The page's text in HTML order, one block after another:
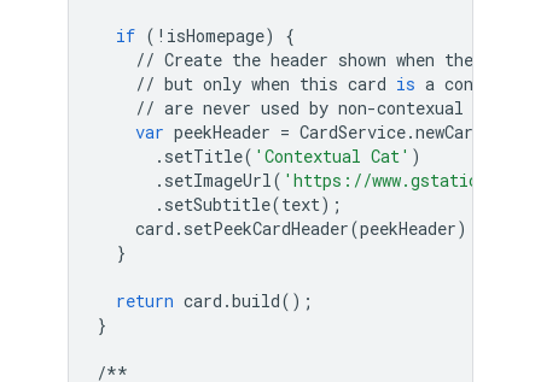
if ( ! isHomepage)
{
// Create the header shown when the
// but only when this card is a contextual
// are never used by non-contexual
var peekHeader = CardService.newCardHeader
. setTitle( 'Contextual Cat' )
. setImageUrl( 'https://www.gstatic.com/
. setSubtitle(text);
card . setPeekCardHeader(peekHeader)
}
return card .build();
}
/**